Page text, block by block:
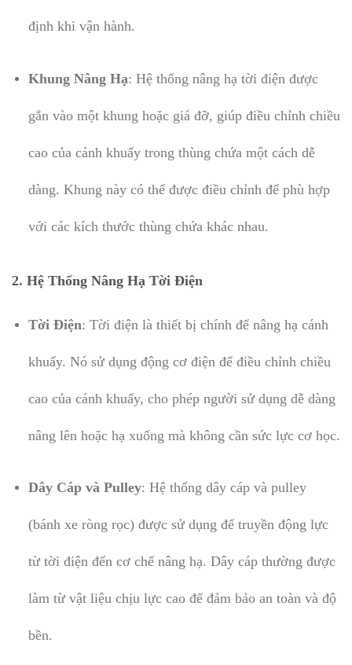
định khi vận hành.
Khung Nâng Hạ: Hệ thống nâng hạ tời điện được
gắn vào một khung hoặc giá đỡ, giúp điều chỉnh chiều
cao của cánh khuấy trong thùng chứa một cách dễ
dàng. Khung này có thể được điều chỉnh để phù hợp
với các kích thước thùng chứa khác nhau.
2. Hệ Thống Nâng Hạ Tời Điện
Tời Điện: Tời điện là thiết bị chính để nâng hạ cánh
khuấy. Nó sử dụng động cơ điện để điều chỉnh chiều
cao của cánh khuấy, cho phép người sử dụng dễ dàng
nâng lên hoặc hạ xuống mà không cần sức lực cơ học.
Dây Cáp và Pulley: Hệ thống dây cáp và pulley
(bánh xe ròng rọc) được sử dụng để truyền động lực
từ tời điện đến cơ chế nâng hạ. Dây cáp thường được
làm từ vật liệu chịu lực cao để đảm bảo an toàn và độ
bền.